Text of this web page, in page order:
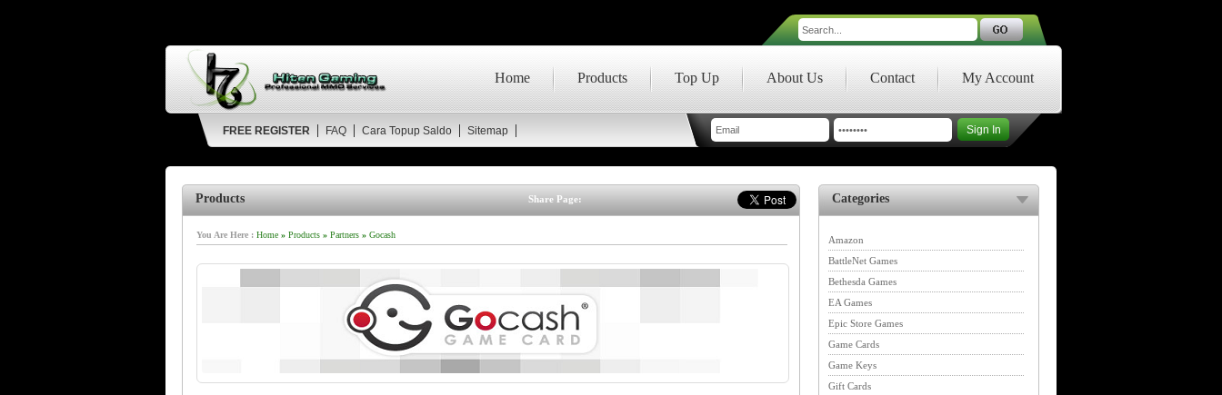
Home Products Top Up About Us Contact My Account
FREE REGISTER FAQ Cara Topup Saldo Sitemap
Products Share Page:
You Are Here : Home» Products» Partners» Gocash
Categories
Amazon
BattleNet Games
Bethesda Games
EA Games
Epic Store Games
Game Cards
Game Keys
Gift Cards